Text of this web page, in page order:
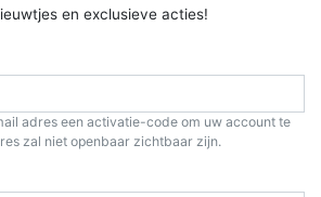
en exclusieve acties!
adres een activatie-code om uw account te
zal niet openbaar zichtbaar zijn.